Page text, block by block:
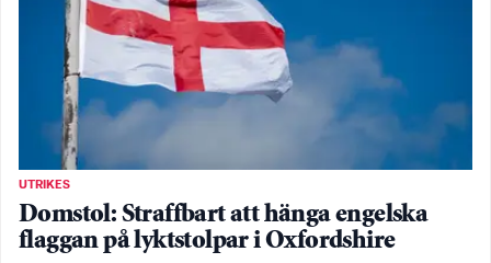
UTRIKES
Domstol: Straffbart att hänga engelska
flaggan på lyktstolpar i Oxfordshire